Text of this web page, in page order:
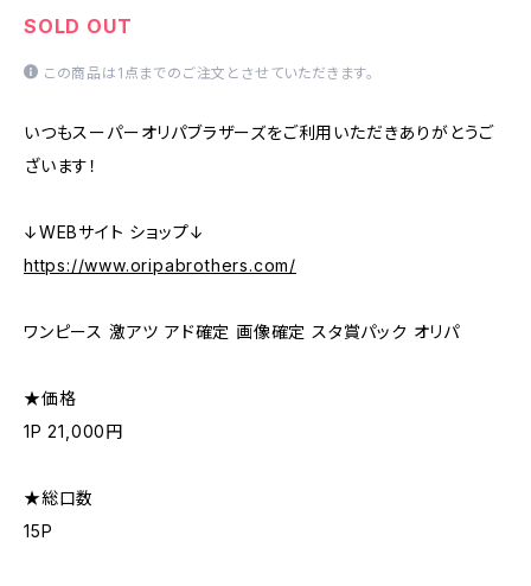
SOLD OUT
この商品は1点までのご注文とさせていただきます。
いつもスーパーオリパブラザーズをご利用いただきありがとうご
ざいます！
↓WEBサイト ショップ↓
https://www.oripabrothers.com/
ワンピース 激アツ アド確定 画像確定 スタ賞パック オリパ
★価格
1P 21,000円
★総口数
15P